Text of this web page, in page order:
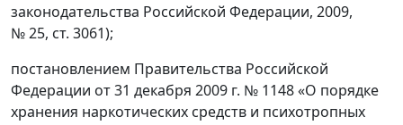
законодательства Российской Федерации, 2009,
№ 25, ст. 3061);
постановлением Правительства Российской
Федерации от 31 декабря 2009 г. № 1148 «О порядке
хранения наркотических средств и психотропных